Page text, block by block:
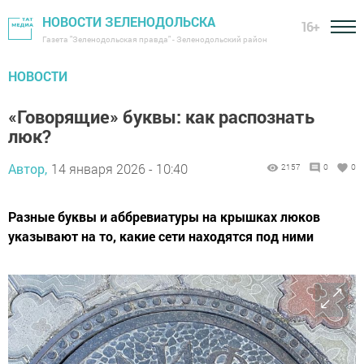
НОВОСТИ ЗЕЛЕНОДОЛЬСКА
Газета "Зеленодольская правда" - Зеленодольский район
16+
НОВОСТИ
«Говорящие» буквы: как распознать
люк?
Автор, 14 января 2026 - 10:40 2157 0 0
Разные буквы и аббревиатуры на крышках люков
указывают на то, какие сети находятся под ними